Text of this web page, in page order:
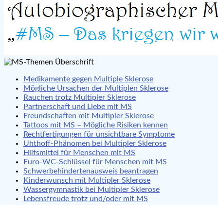
Medikamente gegen Multiple Sklerose
Mögliche Ursachen der Multiplen Sklerose
Rauchen trotz Multipler Sklerose
Partnerschaft und Liebe mit MS
Freundschaften mit Multipler Sklerose
Tattoos mit MS – Mögliche Risiken kennen
Rechtfertigungen für unsichtbare Symptome
Uhthoff-Phänomen bei Multipler Sklerose
Hilfsmittel für Menschen mit MS
Euro-WC-Schlüssel für Menschen mit MS
Schwerbehindertenausweis beantragen
Kinderwunsch mit Multipler Sklerose
Wassergymnastik bei Multipler Sklerose
Lebensfreude trotz und/oder mit MS